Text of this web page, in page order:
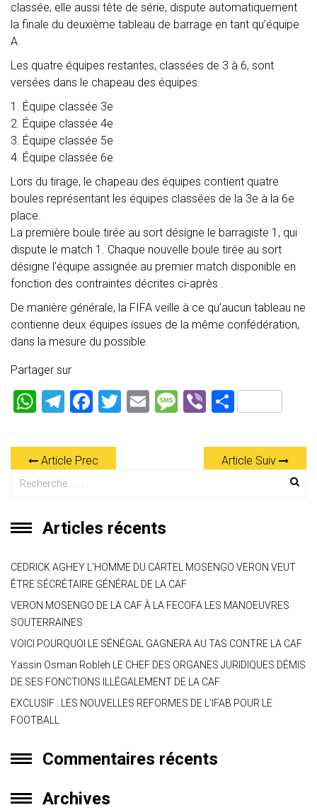
classée, elle aussi tête de série, dispute automatiquement
la finale du deuxième tableau de barrage en tant qu’équipe
A.
Les quatre équipes restantes, classées de 3 à 6, sont
versées dans le chapeau des équipes.
1. Équipe classée 3e
2. Équipe classée 4e
3. Équipe classée 5e
4. Équipe classée 6e
Lors du tirage, le chapeau des équipes contient quatre
boules représentant les équipes classées de la 3e à la 6e
place.
La première boule tirée au sort désigne le barragiste 1, qui
dispute le match 1. Chaque nouvelle boule tirée au sort
désigne l’équipe assignée au premier match disponible en
fonction des contraintes décrites ci-après .
De manière générale, la FIFA veille à ce qu’aucun tableau ne
contienne deux équipes issues de la même confédération,
dans la mesure du possible.
Partager sur
W
at
s
A
p
p
T
e
gr
a
m
F
ce
b
T
E
M Vi
er
P
ta
g
Article Prec Article Suiv
Articles récents
CEDRICK AGHEY L’HOMME DU CARTEL MOSENGO VERON VEUT
ÊTRE SÉCRÉTAIRE GÉNÉRAL DE LA CAF
VERON MOSENGO DE LA CAF À LA FECOFA LES MANOEUVRES
SOUTERRAINES
VOICI POURQUOI LE SÉNÉGAL GAGNERA AU TAS CONTRE LA CAF
Yassin Osman Robleh LE CHEF DES ORGANES JURIDIQUES DÉMIS
DE SES FONCTIONS ILLÉGALEMENT DE LA CAF
EXCLUSIF : LES NOUVELLES REFORMES DE L’IFAB POUR LE
FOOTBALL
Commentaires récents
Archives